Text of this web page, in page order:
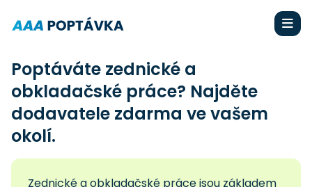
Poptáváte zednické a
obkladačské práce? Najděte
dodavatele zdarma ve vašem
okolí.
Zednické a obkladačské práce jsou základem